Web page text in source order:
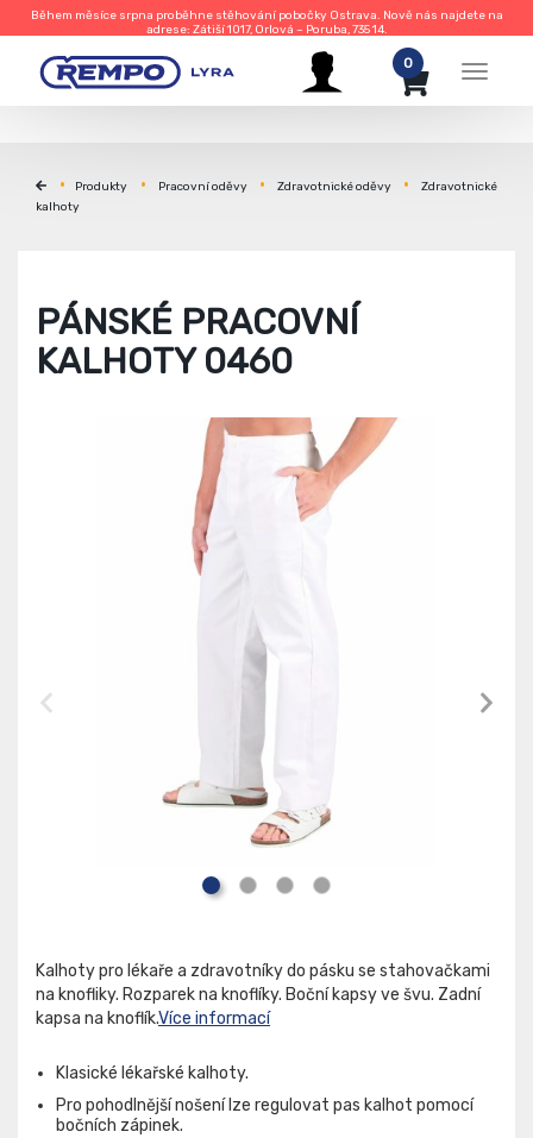
Během měsíce srpna proběhne stěhování pobočky Ostrava. Nově nás najdete na
adrese: Zátiší 1017, Orlová – Poruba, 735 14.
Menu
0
Produkty Pracovní oděvy Zdravotnické oděvy
Zdravotnické
kalhoty
PÁNSKÉ PRACOVNÍ
KALHOTY 0460
Kalhoty pro lékaře a zdravotníky do pásku se stahovačkami
na knofliky. Rozparek na knoflíky. Boční kapsy ve švu. Zadní
kapsa na knoflík.Více informací
Klasické lékařské kalhoty.
Pro pohodlnější nošení lze regulovat pas kalhot pomocí
bočních zápinek.